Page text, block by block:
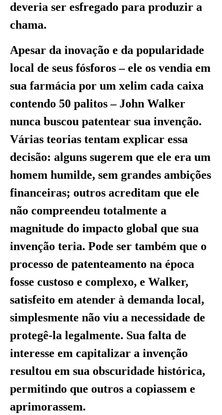
deveria ser esfregado para produzir a
chama.
Apesar da inovação e da popularidade
local de seus fósforos – ele os vendia em
sua farmácia por um xelim cada caixa
contendo 50 palitos – John Walker
nunca buscou patentear sua invenção.
Várias teorias tentam explicar essa
decisão: alguns sugerem que ele era um
homem humilde, sem grandes ambições
financeiras; outros acreditam que ele
não compreendeu totalmente a
magnitude do impacto global que sua
invenção teria. Pode ser também que o
processo de patenteamento na época
fosse custoso e complexo, e Walker,
satisfeito em atender à demanda local,
simplesmente não viu a necessidade de
protegê-la legalmente. Sua falta de
interesse em capitalizar a invenção
resultou em sua obscuridade histórica,
permitindo que outros a copiassem e
aprimorassem.